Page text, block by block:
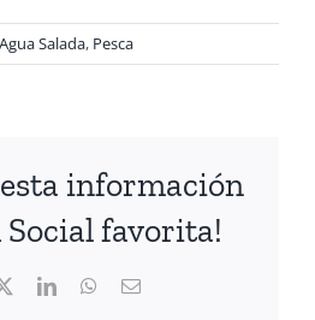
Agua Salada, Pesca
información
Social favorita!
LinkedInWhatsApp
Correo